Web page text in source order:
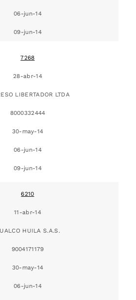
06-jun-14
09-jun-14
7268
28-abr-14
LIBERTADOR LTDA
8000332444
30-may-14
06-jun-14
09-jun-14
6210
11-abr-14
HUILA S.A.S.
9004171179
30-may-14
06-jun-14